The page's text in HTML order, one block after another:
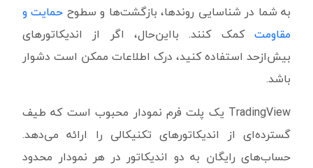
به شما در شناسایی روندها، بازگشت‌ها و سطوح حمایت و
مقاومت کمک کنند. بااین‌حال، اگر از اندیکاتورهای
بیش‌ازحد استفاده کنید، درک اطلاعات ممکن است دشوار
باشد.
TradingView یک پلت فرم نمودار محبوب است که طیف
گسترده‌ای از اندیکاتورهای تکنیکالی را ارائه می‌دهد.
حساب‌های رایگان به دو اندیکاتور در هر نمودار محدود